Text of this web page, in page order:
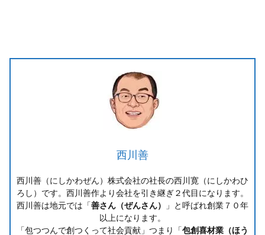
西川善
西川善（にしかわぜん）株式会社の社長の西川寛（にしかわひ
ろし）です。西川善作より会社を引き継ぎ２代目になります。
西川善は地元では「善さん（ぜんさん）
」と呼ばれ創業７０年
以上になります。
「包つつんで創つくって社会貢献」つまり「包創喜材業（ほう